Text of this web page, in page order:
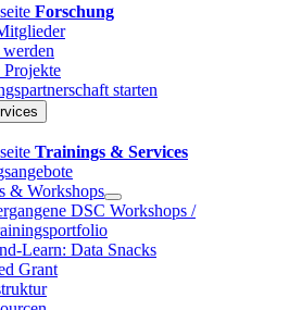
Forschung
starten
Trainings & Services
& Workshops
DSC Workshops /
Learn: Data Snacks
Grant